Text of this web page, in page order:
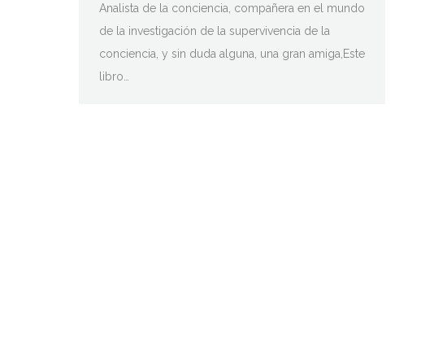
Analista de la conciencia, compañera en el mundo
de la investigación de la supervivencia de la
conciencia, y sin duda alguna, una gran amiga,Este
libro…